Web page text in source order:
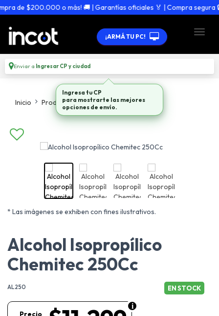
de $200.000 o más! 🚚 | Garantías oficiales 🏅 | Compra segura 🔒
¡ARMÁ TU PC!
Enviar a Ingresar CP y ciudad
Inicio Productos Accesorios
* Las imágenes se exhiben con fines ilustrativos.
Alcohol Isopropílico
Chemitec 250Cc
AL250 EN STOCK
Precio
Ingresa tu CP
para mostrarte las mejores
opciones de envío.